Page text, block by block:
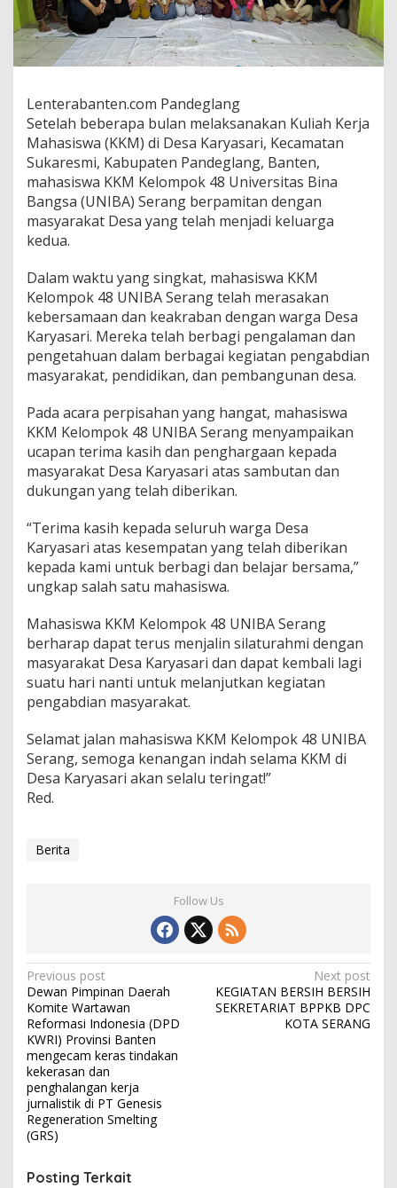
Lenterabanten.com Pandeglang
Setelah beberapa bulan melaksanakan Kuliah Kerja
Mahasiswa (KKM) di Desa Karyasari, Kecamatan
Sukaresmi, Kabupaten Pandeglang, Banten,
mahasiswa KKM Kelompok 48 Universitas Bina
Bangsa (UNIBA) Serang berpamitan dengan
masyarakat Desa yang telah menjadi keluarga
kedua.
Dalam waktu yang singkat, mahasiswa KKM
Kelompok 48 UNIBA Serang telah merasakan
kebersamaan dan keakraban dengan warga Desa
Karyasari. Mereka telah berbagi pengalaman dan
pengetahuan dalam berbagai kegiatan pengabdian
masyarakat, pendidikan, dan pembangunan desa.
Pada acara perpisahan yang hangat, mahasiswa
KKM Kelompok 48 UNIBA Serang menyampaikan
ucapan terima kasih dan penghargaan kepada
masyarakat Desa Karyasari atas sambutan dan
dukungan yang telah diberikan.
“Terima kasih kepada seluruh warga Desa
Karyasari atas kesempatan yang telah diberikan
kepada kami untuk berbagi dan belajar bersama,”
ungkap salah satu mahasiswa.
Mahasiswa KKM Kelompok 48 UNIBA Serang
berharap dapat terus menjalin silaturahmi dengan
masyarakat Desa Karyasari dan dapat kembali lagi
suatu hari nanti untuk melanjutkan kegiatan
pengabdian masyarakat.
Selamat jalan mahasiswa KKM Kelompok 48 UNIBA
Serang, semoga kenangan indah selama KKM di
Desa Karyasari akan selalu teringat!”
Red.
Berita
Follow Us
Post
navigation
Previous post
Dewan Pimpinan Daerah
Komite Wartawan
Reformasi Indonesia (DPD
KWRI) Provinsi Banten
mengecam keras tindakan
kekerasan dan
penghalangan kerja
jurnalistik di PT Genesis
Regeneration Smelting
(GRS)
Next post
KEGIATAN BERSIH BERSIH
SEKRETARIAT BPPKB DPC
KOTA SERANG
Posting Terkait